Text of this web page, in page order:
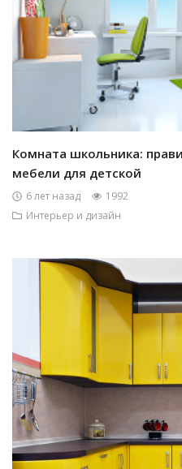
Комната школьника:
мебели для детской
6 лет назад
1992
Интерьер и дизайн